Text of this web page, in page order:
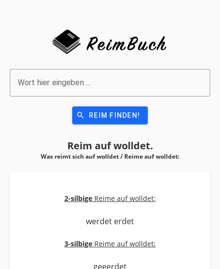
Wort hier eingeben ...
search REIM FINDEN!
Reim aufwolldet.
Was reimt sich auf wolldet / Reime aufwolldet:
2-silbige Reime auf wolldet:
werdet erdet
3-silbige Reime auf wolldet:
geeerdet